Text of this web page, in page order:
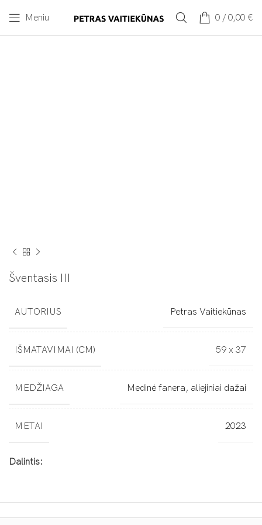
Meniu 0 / 0,00 €
Šventasis III
AUTORIUS Petras Vaitiekūnas
IŠMATAVIMAI (CM) 59 x 37
MEDŽIAGA Medinė fanera, aliejiniai dažai
METAI 2023
Dalintis: